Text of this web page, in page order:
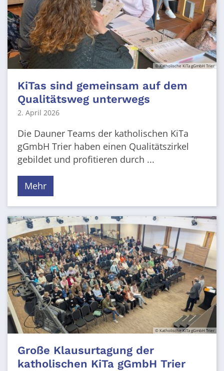
© Katholische KiTa gGmbH Trier
KiTas sind gemeinsam auf dem
Qualitätsweg unterwegs
2. April 2026
Die Dauner Teams der katholischen KiTa
gGmbH Trier haben einen Qualitätszirkel
gebildet und profitieren durch ...
Mehr
© Katholische KiTa gGmbH Trier
Große Klausurtagung der
katholischen KiTa gGmbH Trier